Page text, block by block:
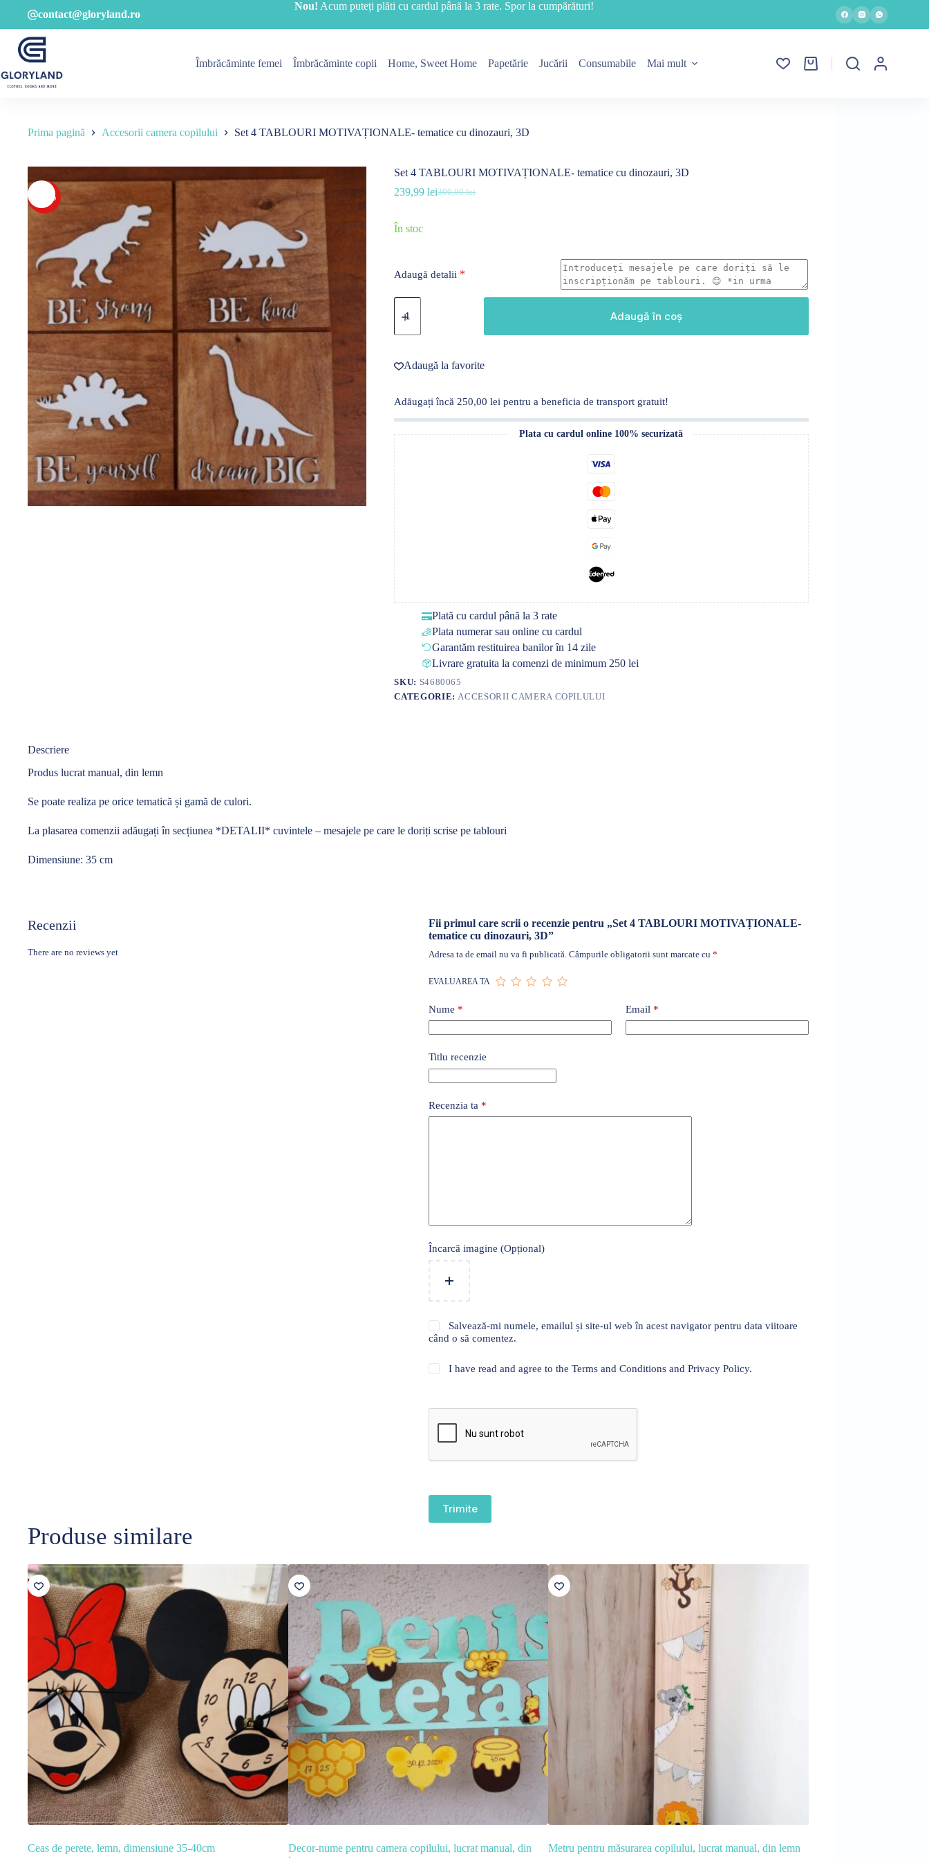
conținut
contact@gloryland.ro
Nou! Acum puteți plăti cu cardul până la 3 rate. Spor la cumpărături!
Îmbrăcăminte femei Îmbrăcăminte copii Home, Sweet Home Papetărie Jucării Consumabile Mai mult
Coș
Prima pagină Accesorii camera copilului Set 4 TABLOURI MOTIVAȚIONALE- tematice cu dinozauri, 3D
-20%
Set 4 TABLOURI MOTIVAȚIONALE- tematice cu dinozauri, 3D
300,00lei
Prețul
239,99leiPrețul
În stoc
Adaugă detalii *
Cantitate
Set
TABLOURI
tematice
cu
3D
Adaugă în coș
Adaugă la favorite
Adăugați încă250,00lei pentru a beneficia de transport gratuit!
Plata cu cardul online 100% securizată
Plată cu cardul până la 3 rate
Plata numerar sau online cu cardul
Garantăm restituirea banilor în 14 zile
Livrare gratuita la comenzi de minimum 250 lei
SKU: S4680065
CATEGORIE: ACCESORII CAMERA COPILULUI
Descriere
Produs lucrat manual, din lemn
Se poate realiza pe orice tematică și gamă de culori.
La plasarea comenzii adăugați în secțiunea *DETALII* cuvintele – mesajele pe care le doriți scrise pe tablouri
Dimensiune: 35 cm
Recenzii
There are no reviews yet
Fii primul care scrii o recenzie pentru „Set 4 TABLOURI MOTIVAȚIONALE-
tematice cu dinozauri, 3D”
Adresa ta de email nu va fi publicată. Câmpurile obligatorii sunt marcate cu *
EVALUAREA TA
Nume * Email *
Titlu recenzie
Recenzia ta *
Încarcă imagine (Opțional)
Salvează-mi numele, emailul și site-ul web în acest navigator pentru data viitoare
când o să comentez.
I have read and agree to the Terms and Conditions and Privacy Policy.
Trimite
Produse similare
Ceas de perete, lemn, dimensiune 35-40cm
Decor-nume pentru camera copilului, lucrat manual, din
Metru pentru măsurarea copilului, lucrat manual, din lemn